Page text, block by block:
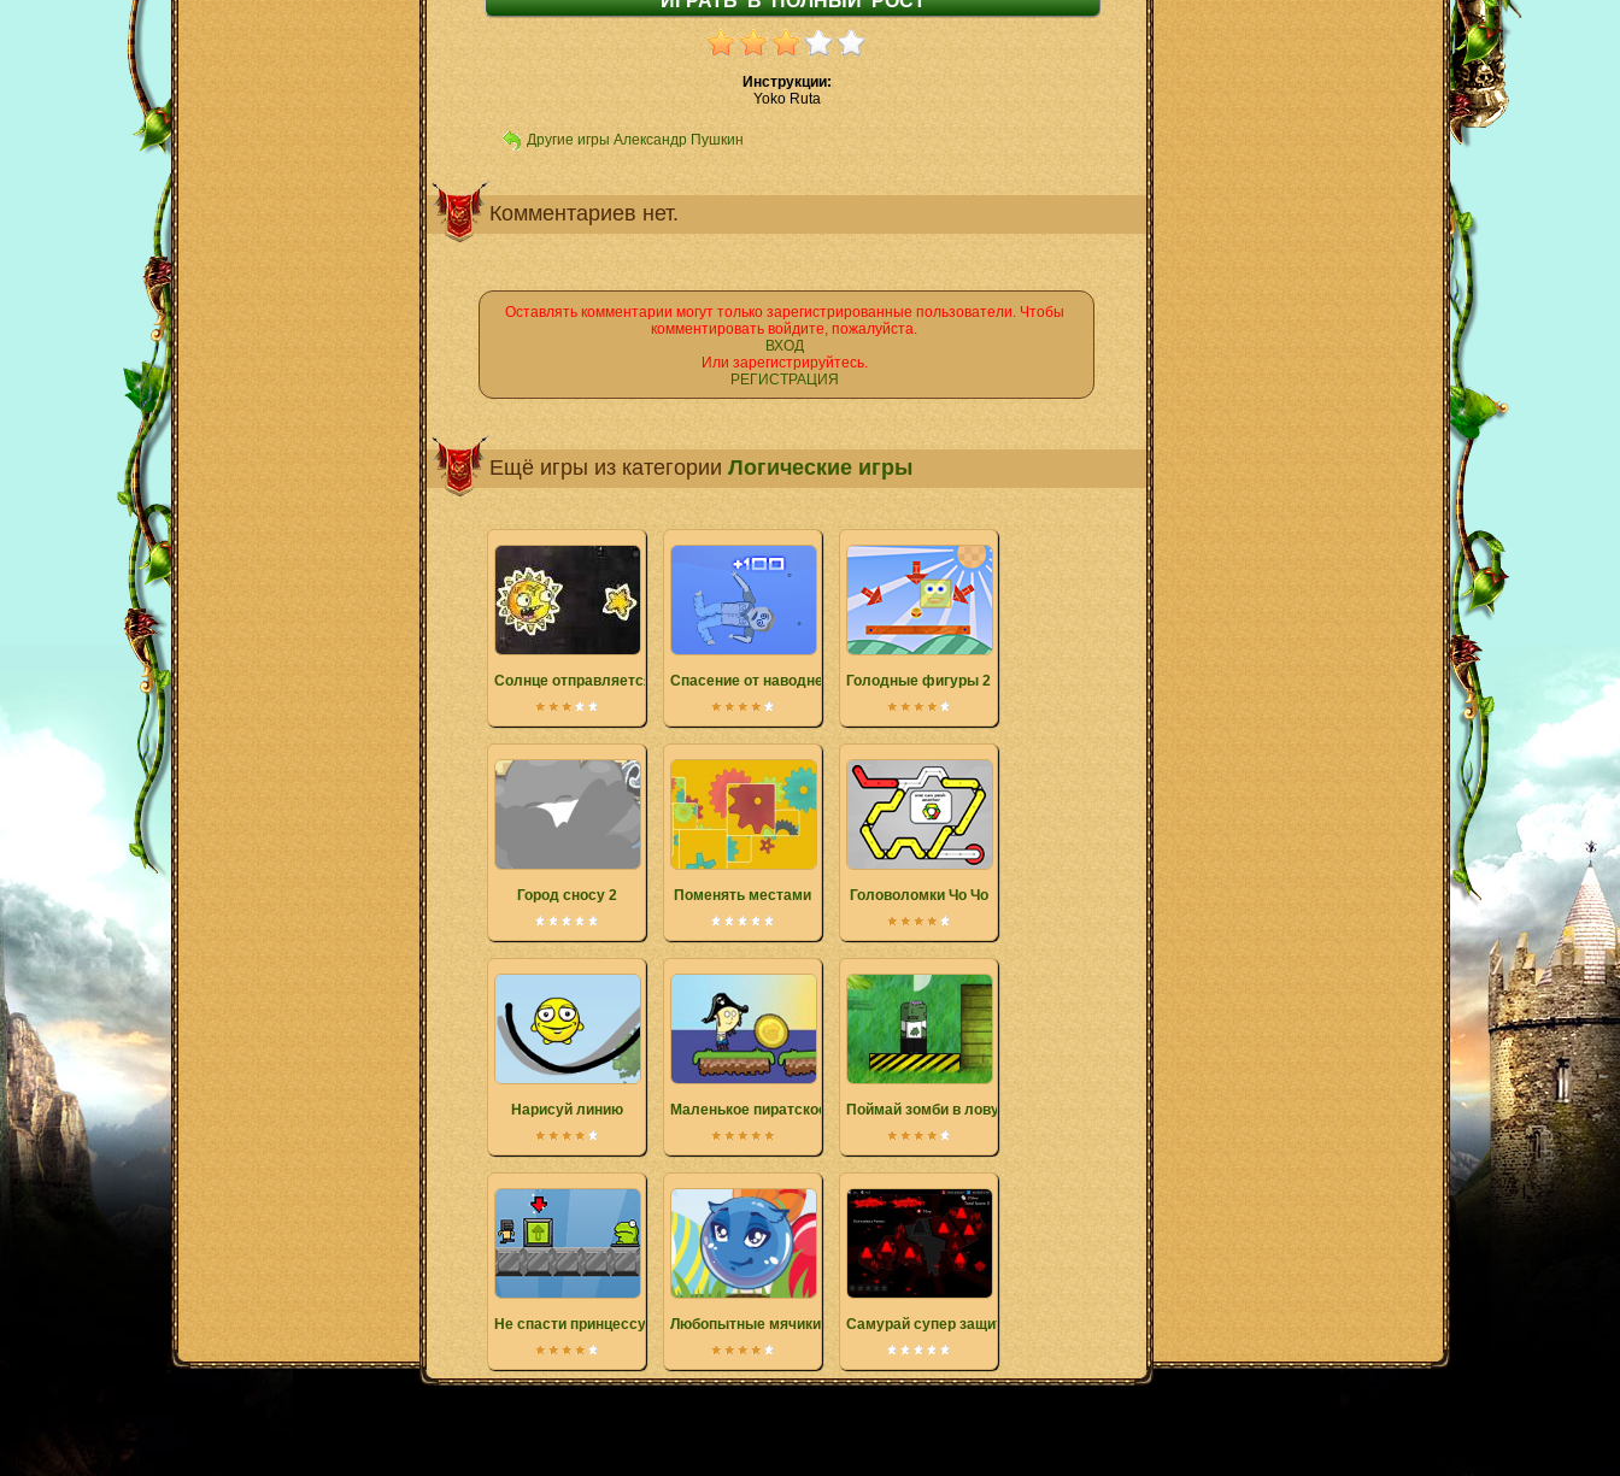
Инструкции:
Yoko Ruta
Другие игры Александр Пушкин
Комментариев нет.
Оставлять комментарии могут только зарегистрированные пользователи. Чтобы
комментировать войдите, пожалуйста.
ВХОД
Или зарегистрируйтесь.
РЕГИСТРАЦИЯ
Ещё игры из категории Логические игры
Солнце отправляется в космосСпасение от наводнения Голодные фигуры 2
Город сносу 2 Поменять местами Головоломки Чо Чо
Нарисуй линию Маленькое пиратское приключениеПоймай зомби в ловушку
Не спасти принцессу Любопытные мячики Самурай супер защитник